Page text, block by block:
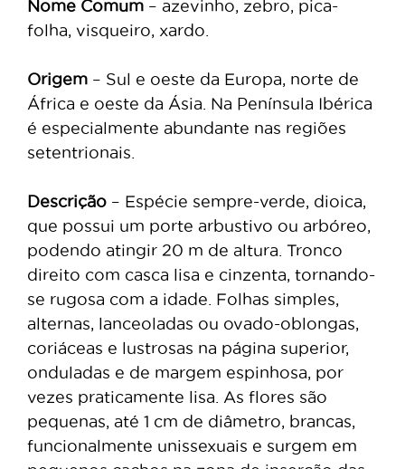
Nome Comum – azevinho, zebro, pica-
folha, visqueiro, xardo.
Origem – Sul e oeste da Europa, norte de
África e oeste da Ásia. Na Península Ibérica
é especialmente abundante nas regiões
setentrionais.
Descrição – Espécie sempre-verde, dioica,
que possui um porte arbustivo ou arbóreo,
podendo atingir 20 m de altura. Tronco
direito com casca lisa e cinzenta, tornando-
se rugosa com a idade. Folhas simples,
alternas, lanceoladas ou ovado-oblongas,
coriáceas e lustrosas na página superior,
onduladas e de margem espinhosa, por
vezes praticamente lisa. As flores são
pequenas, até 1 cm de diâmetro, brancas,
funcionalmente unissexuais e surgem em